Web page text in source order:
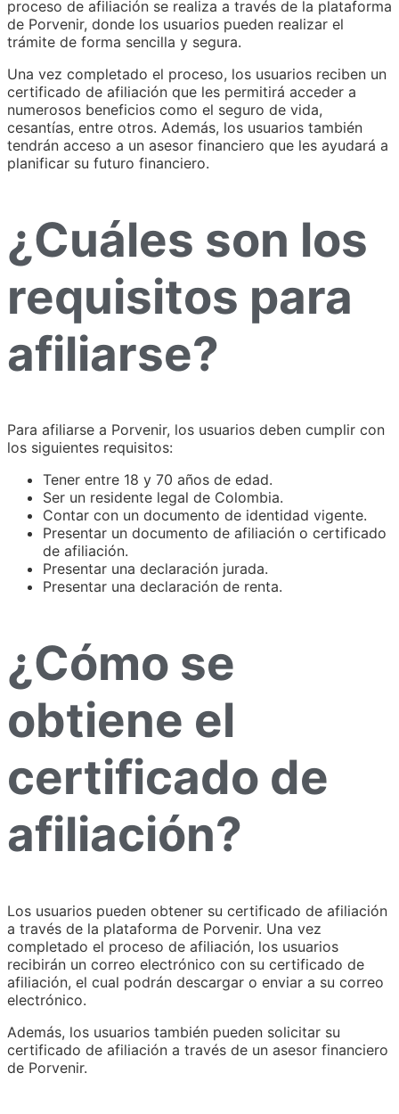
proceso de afiliación se realiza a través de la plataforma
de Porvenir, donde los usuarios pueden realizar el
trámite de forma sencilla y segura.
Una vez completado el proceso, los usuarios reciben un
certificado de afiliación que les permitirá acceder a
numerosos beneficios como el seguro de vida,
cesantías, entre otros. Además, los usuarios también
tendrán acceso a un asesor financiero que les ayudará a
planificar su futuro financiero.
¿Cuáles son los
requisitos para
afiliarse?
Para afiliarse a Porvenir, los usuarios deben cumplir con
los siguientes requisitos:
Tener entre 18 y 70 años de edad.
Ser un residente legal de Colombia.
Contar con un documento de identidad vigente.
Presentar un documento de afiliación o certificado
de afiliación.
Presentar una declaración jurada.
Presentar una declaración de renta.
¿Cómo se
obtiene el
certificado de
afiliación?
Los usuarios pueden obtener su certificado de afiliación
a través de la plataforma de Porvenir. Una vez
completado el proceso de afiliación, los usuarios
recibirán un correo electrónico con su certificado de
afiliación, el cual podrán descargar o enviar a su correo
electrónico.
Además, los usuarios también pueden solicitar su
certificado de afiliación a través de un asesor financiero
de Porvenir.